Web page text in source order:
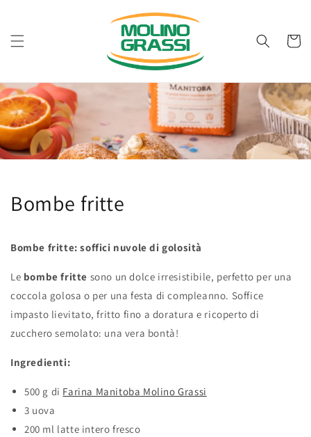
Carrello
Bombe fritte
Bombe fritte: soffici nuvole di golosità
Le bombe fritte sono un dolce irresistibile, perfetto per una
coccola golosa o per una festa di compleanno. Soffice
impasto lievitato, fritto fino a doratura e ricoperto di
zucchero semolato: una vera bontà!
Ingredienti:
500 g di Farina Manitoba Molino Grassi
3 uova
200 ml latte intero fresco